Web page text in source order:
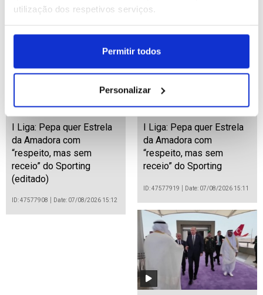
utilização dos respetivos serviços.
Permitir todos
Personalizar
ID: 47578256 Date: 07/08/2026 15:47 ID: 47578110
I Liga: Pepa quer Estrela
da Amadora com
“respeito, mas sem
receio” do Sporting
(editado)
ID: 47577908 Date: 07/08/2026 15:12
I Liga: Pepa quer Estrela
da Amadora com
“respeito, mas sem
receio” do Sporting
ID: 47577919 Date: 07/08/2026 15:11